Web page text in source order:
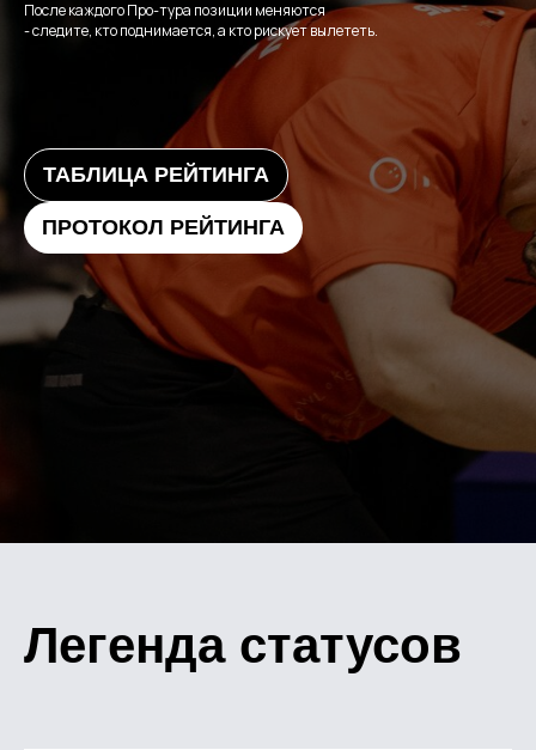
После каждого Про-тура позиции меняются
- следите, кто поднимается, а кто рискует вылететь.
ТАБЛИЦА РЕЙТИНГА
ПРОТОКОЛ РЕЙТИНГА
Легенда статусов